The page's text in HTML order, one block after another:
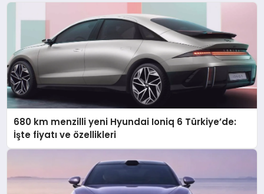
680 km menzilli yeni Hyundai Ioniq 6 Türkiye’de:
İşte fiyatı ve özellikleri